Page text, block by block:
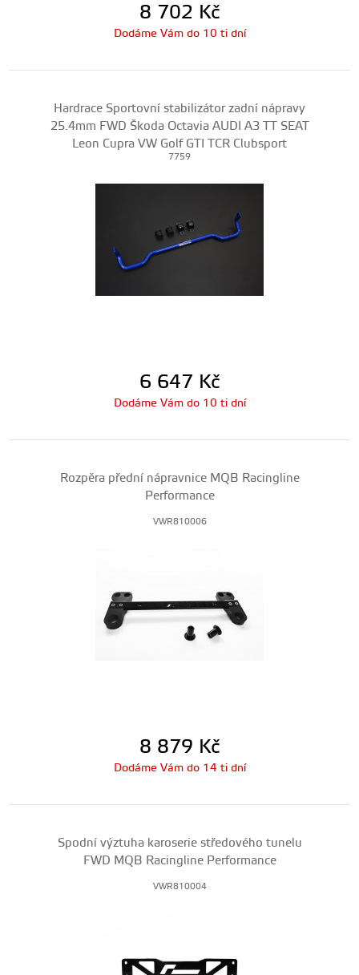
8 702 Kč
Dodáme Vám do 10 ti dní
Hardrace Sportovní stabilizátor zadní nápravy
25.4mm FWD Škoda Octavia AUDI A3 TT SEAT
Leon Cupra VW Golf GTI TCR Clubsport
7759
6 647 Kč
Dodáme Vám do 10 ti dní
Rozpěra přední nápravnice MQB Racingline
Performance
VWR810006
8 879 Kč
Dodáme Vám do 14 ti dní
Spodní výztuha karoserie středového tunelu
FWD MQB Racingline Performance
VWR810004